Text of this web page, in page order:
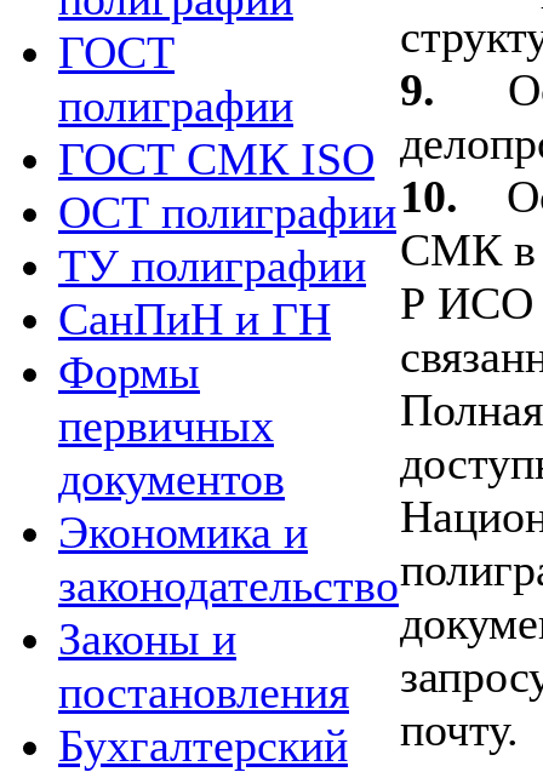
ГОСТ
полиграфии
ГОСТ СМК ISO
ОСТ полиграфии
ТУ полиграфии
СанПиН и ГН
Формы
первичных
документов
Экономика и
законодательство
Законы и
постановления
Бухгалтерский
9.
10.
СМК в
Р ИСО
почту.